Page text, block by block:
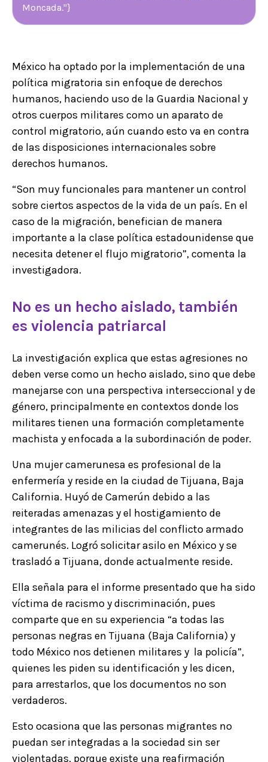
Moncada."}
México ha optado por la implementación de una
política migratoria sin enfoque de derechos
humanos, haciendo uso de la Guardia Nacional y
otros cuerpos militares como un aparato de
control migratorio, aún cuando esto va en contra
de las disposiciones internacionales sobre
derechos humanos.
“Son muy funcionales para mantener un control
sobre ciertos aspectos de la vida de un país. En el
caso de la migración, benefician de manera
importante a la clase política estadounidense que
necesita detener el flujo migratorio”, comenta la
investigadora.
No es un hecho aislado, también
es violencia patriarcal
La investigación explica que estas agresiones no
deben verse como un hecho aislado, sino que debe
manejarse con una perspectiva interseccional y de
género, principalmente en contextos donde los
militares tienen una formación completamente
machista y enfocada a la subordinación de poder.
Una mujer camerunesa es profesional de la
enfermería y reside en la ciudad de Tijuana, Baja
California. Huyó de Camerún debido a las
reiteradas amenazas y el hostigamiento de
integrantes de las milicias del conflicto armado
camerunés. Logró solicitar asilo en México y se
trasladó a Tijuana, donde actualmente reside.
Ella señala para el informe presentado que ha sido
víctima de racismo y discriminación, pues
comparte que en su experiencia “a todas las
personas negras en Tijuana (Baja California) y
todo México nos detienen militares y la policía”,
quienes les piden su identificación y les dicen,
para arrestarlos, que los documentos no son
verdaderos.
Esto ocasiona que las personas migrantes no
puedan ser integradas a la sociedad sin ser
violentadas, porque existe una reafirmación